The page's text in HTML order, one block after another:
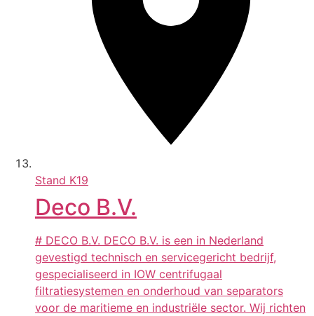
Stand K19
Deco B.V.
# DECO B.V. DECO B.V. is een in Nederland
gevestigd technisch en servicegericht bedrijf,
gespecialiseerd in IOW centrifugaal
filtratiesystemen en onderhoud van separators
voor de maritieme en industriële sector. Wij richten